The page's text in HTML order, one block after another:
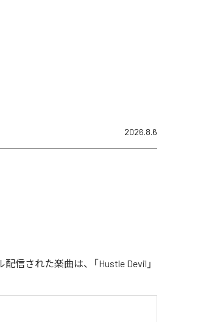
2026.8.6
信された楽曲は、「Hustle Devil」